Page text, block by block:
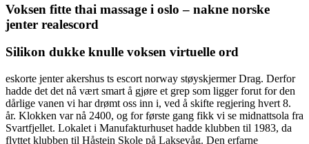
Voksen fitte thai massage i oslo – nakne norske
jenter realescord
Silikon dukke knulle voksen virtuelle ord
eskorte jenter akershus ts escort norway støyskjermer Drag. Derfor
hadde det det nå vært smart å gjøre et grep som ligger forut for den
dårlige vanen vi har drømt oss inn i, ved å skifte regjering hvert 8.
år. Klokken var nå 2400, og for første gang fikk vi se midnattsola fra
Svartfjellet. Lokalet i Manufakturhuset hadde klubben til 1983, da
flyttet klubben til Håstein Skole på Laksevåg. Den erfarne